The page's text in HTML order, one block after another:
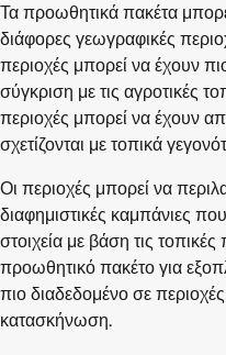
Τα προωθητικά πακέτα
διάφορες γεωγραφικές
περιοχές μπορεί να έχουν
σύγκριση με τις αγροτικές
περιοχές μπορεί να έχουν
σχετίζονται με τοπικά
Οι περιοχές μπορεί να
διαφημιστικές καμπάνιες
στοιχεία με βάση τις
προωθητικό πακέτο για
πιο διαδεδομένο σε
κατασκήνωση.